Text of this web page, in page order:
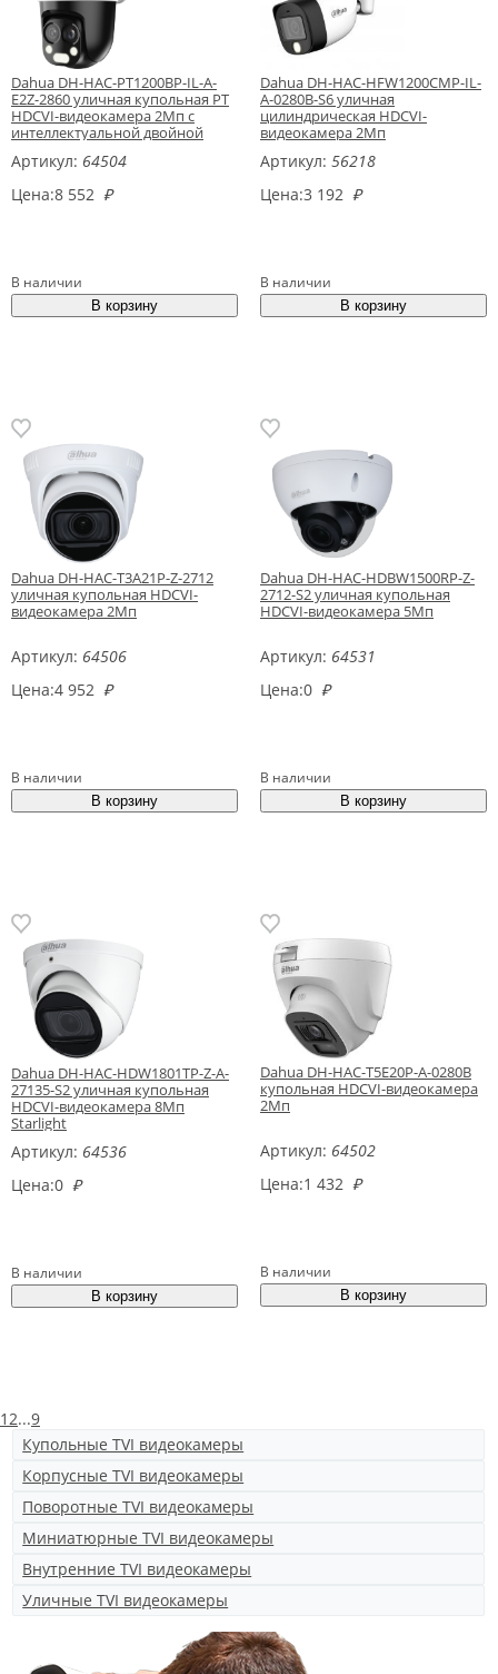
Dahua DH-HAC-PT1200BP-IL-A-
E2Z-2860 уличная купольная PT
HDCVI-видеокамера 2Мп с
интеллектуальной двойной
Артикул: 64504
Цена:8 552 ₽
В наличии
Dahua DH-HAC-HFW1200CMP-IL-
A-0280B-S6 уличная
цилиндрическая HDCVI-
видеокамера 2Мп
Артикул: 56218
Цена:3 192 ₽
В наличии
Dahua DH-HAC-T3A21P-Z-2712
уличная купольная HDCVI-
видеокамера 2Мп
Артикул: 64506
Цена:4 952 ₽
В наличии
Dahua DH-HAC-HDBW1500RP-Z-
2712-S2 уличная купольная
HDCVI-видеокамера 5Мп
Артикул: 64531
Цена:0 ₽
В наличии
Dahua DH-HAC-HDW1801TP-Z-A-
27135-S2 уличная купольная
HDCVI-видеокамера 8Мп
Starlight
Артикул: 64536
Цена:0 ₽
В наличии
Dahua DH-HAC-T5E20P-A-0280B
купольная HDCVI-видеокамера
2Мп
Артикул: 64502
Цена:1 432 ₽
В наличии
12...9
Купольные TVI видеокамеры
Корпусные TVI видеокамеры
Поворотные TVI видеокамеры
Миниатюрные TVI видеокамеры
Внутренние TVI видеокамеры
Уличные TVI видеокамеры